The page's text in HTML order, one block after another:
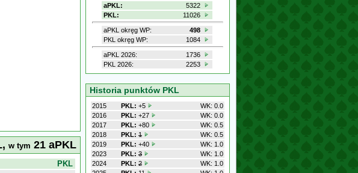
w tym 21 aPKL
PKL
aPKL:
5322
PKL:
11026
aPKL okręg WP:
498
PKL okręg WP:
1084
aPKL 2026:
1736
PKL 2026:
2253
Historia punktów PKL
2015 PKL: +5
WK: 0.0
2016
PKL: +27
WK: 0.0
2017
PKL: +80
WK: 0.5
2018
PKL: 1
WK: 0.5
2019
PKL: +40
WK: 1.0
2023
PKL: 3
WK: 1.0
2024
PKL: 2
WK: 1.0